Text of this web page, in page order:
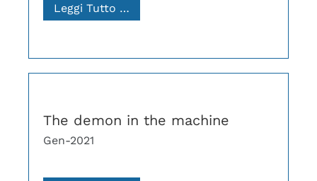
Leggi Tutto …
The demon in the machine
Gen-2021